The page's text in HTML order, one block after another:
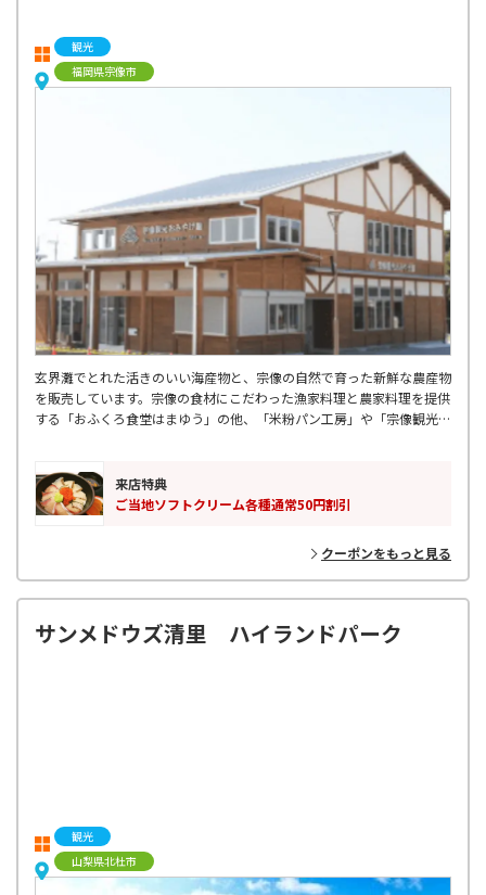
観光
福岡県宗像市
玄界灘でとれた活きのいい海産物と、宗像の自然で育った新鮮な農産物
を販売しています。宗像の食材にこだわった漁家料理と農家料理を提供
する「おふくろ食堂はまゆう」の他、「米粉パン工房」や「宗像観光お
来店特典
ご当地ソフトクリーム各種通常50円割引
クーポンをもっと見る
サンメドウズ清里 ハイランドパーク
観光
山梨県北杜市